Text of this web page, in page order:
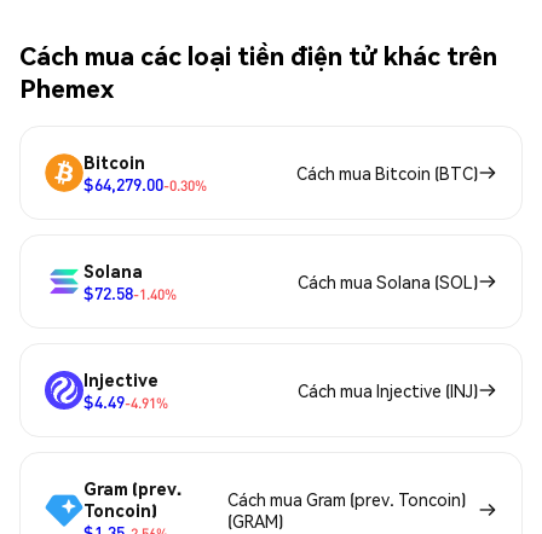
Cách mua các loại tiền điện tử khác trên
Phemex
Bitcoin
$64,279.00-0.30%
Cách mua Bitcoin (BTC)
Solana
$72.58-1.40%
Cách mua Solana (SOL)
Injective
$4.49-4.91%
Cách mua Injective (INJ)
Gram (prev.
Toncoin)
Cách mua Gram (prev. Toncoin)
(GRAM)